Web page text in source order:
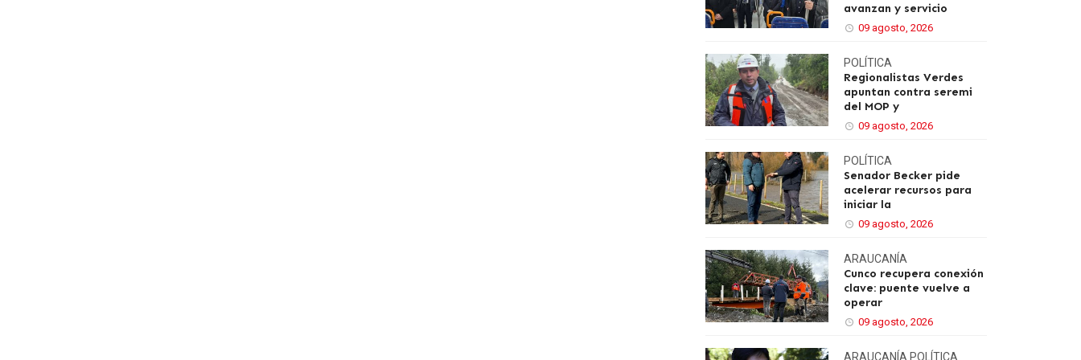
avanzan y servicio
09 agosto, 2026
POLÍTICA
Regionalistas Verdes
apuntan contra seremi
del MOP y
09 agosto, 2026
POLÍTICA
Senador Becker pide
acelerar recursos para
iniciar la
09 agosto, 2026
ARAUCANÍA
Cunco recupera conexión
clave: puente vuelve a
operar
09 agosto, 2026
ARAUCANÍA POLÍTICA